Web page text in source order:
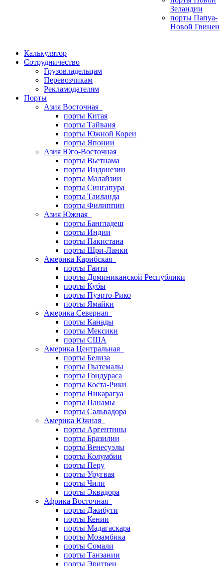
Зеландии
порты Папуа-
Новой Гвинеи
Калькулятор
Сотрудничество
Грузовладельцам
Перевозчикам
Рекламодателям
Порты
Азия Восточная
порты Китая
порты Тайваня
порты Южной Кореи
порты Японии
Азия Юго-Восточная
порты Вьетнама
порты Индонезии
порты Малайзии
порты Сингапура
порты Таиланда
порты Филиппин
Азия Южная
порты Бангладеш
порты Индии
порты Пакистана
порты Шри-Ланки
Америка Карибская
порты Гаити
порты Доминиканской Республики
порты Кубы
порты Пуэрто-Рико
порты Ямайки
Америка Северная
порты Канады
порты Мексики
порты США
Америка Центральная
порты Белиза
порты Гватемалы
порты Гондураса
порты Коста-Рики
порты Никарагуа
порты Панамы
порты Сальвадора
Америка Южная
порты Аргентины
порты Бразилии
порты Венесуэлы
порты Колумбии
порты Перу
порты Уругвая
порты Чили
порты Эквадора
Африка Восточная
порты Джибути
порты Кении
порты Мадагаскара
порты Мозамбика
порты Сомали
порты Танзании
порты Эритреи